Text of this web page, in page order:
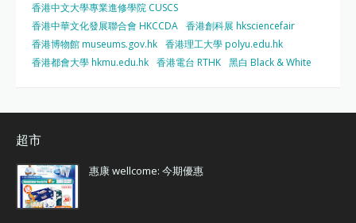
香港中文大學專業進修學院 CUSCS
香港中華文化發展聯合會 HKCCDA 香港創科展 hksciencefair
香港博物館 museums.gov.hk 香港理工大學 polyu.edu.hk
香港都會大學 hkmu.edu.hk 香港電台 RTHK 黑白 Black & White
超市
惠康 wellcome: 今期優惠